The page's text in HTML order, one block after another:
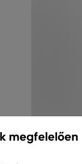
megfelelően